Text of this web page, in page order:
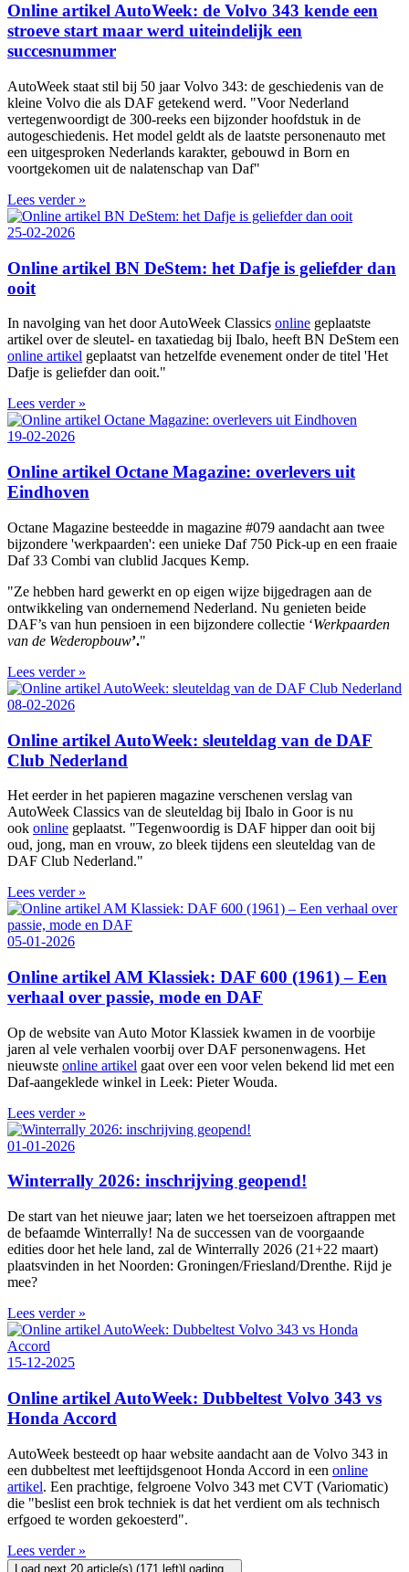
Online artikel AutoWeek: de Volvo 343 kende een
stroeve start maar werd uiteindelijk een
succesnummer
AutoWeek staat stil bij 50 jaar Volvo 343: de geschiedenis van de
kleine Volvo die als DAF getekend werd. "Voor Nederland
vertegenwoordigt de 300‑reeks een bijzonder hoofdstuk in de
autogeschiedenis. Het model geldt als de laatste personenauto met
een uitgesproken Nederlands karakter, gebouwd in Born en
voortgekomen uit de nalatenschap van Daf"
Lees verder »
25-02-2026
Online artikel BN DeStem: het Dafje is geliefder dan
ooit
In navolging van het door AutoWeek Classics online geplaatste
artikel over de sleutel- en taxatiedag bij Ibalo, heeft BN DeStem een
online artikel geplaatst van hetzelfde evenement onder de titel 'Het
Dafje is geliefder dan ooit."
Lees verder »
19-02-2026
Online artikel Octane Magazine: overlevers uit
Eindhoven
Octane Magazine besteedde in magazine #079 aandacht aan twee
bijzondere 'werkpaarden': een unieke Daf 750 Pick-up en een fraaie
Daf 33 Combi van clublid Jacques Kemp.
"Ze hebben hard gewerkt en op eigen wijze bijgedragen aan de
ontwikkeling van ondernemend Nederland. Nu genieten beide
DAF’s van hun pensioen in een bijzondere collectie ‘Werkpaarden
van de Wederopbouw’."
Lees verder »
08-02-2026
Online artikel AutoWeek: sleuteldag van de DAF
Club Nederland
Het eerder in het papieren magazine verschenen verslag van
AutoWeek Classics van de sleuteldag bij Ibalo in Goor is nu
ook online geplaatst. "Tegenwoordig is DAF hipper dan ooit bij
oud, jong, man en vrouw, zo bleek tijdens een sleuteldag van de
DAF Club Nederland."
Lees verder »
05-01-2026
Online artikel AM Klassiek: DAF 600 (1961) – Een
verhaal over passie, mode en DAF
Op de website van Auto Motor Klassiek kwamen in de voorbije
jaren al vele verhalen voorbij over DAF personenwagens. Het
nieuwste online artikel gaat over een voor velen bekend lid met een
Daf-aangeklede winkel in Leek: Pieter Wouda.
Lees verder »
01-01-2026
Winterrally 2026: inschrijving geopend!
De start van het nieuwe jaar; laten we het toerseizoen aftrappen met
de befaamde Winterrally! Na de successen van de voorgaande
edities door het hele land, zal de Winterrally 2026 (21+22 maart)
plaatsvinden in het Noorden: Groningen/Friesland/Drenthe. Rijd je
mee?
Lees verder »
15-12-2025
Online artikel AutoWeek: Dubbeltest Volvo 343 vs
Honda Accord
AutoWeek besteedt op haar website aandacht aan de Volvo 343 in
een dubbeltest met leeftijdsgenoot Honda Accord in een online
artikel. Een prachtige, felgroene Volvo 343 met CVT (Variomatic)
die "beslist een brok techniek is dat het verdient om als technisch
erfgoed te worden gekoesterd".
Lees verder »
Load next 20 article(s) (171 left)Loading...